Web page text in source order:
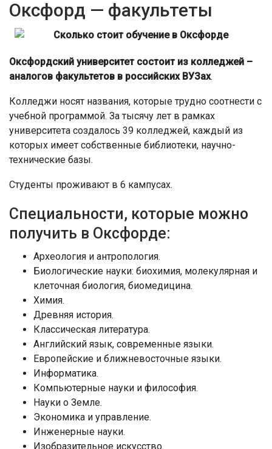
Оксфорд — факультеты
Оксфордский университет состоит из колледжей –
аналогов факультетов в российских ВУЗах.
Колледжи носят названия, которые трудно соотнести с
учебной программой. За тысячу лет в рамках
университета создалось 39 колледжей, каждый из
которых имеет собственные библиотеки, научно-
технические базы.
Студенты проживают в 6 кампусах.
Специальности, которые можно
получить в Оксфорде:
Археология и антропология.
Биологические науки: биохимия, молекулярная и
клеточная биология, биомедицина.
Химия.
Древняя история.
Классическая литература.
Английский язык, современные языки.
Европейские и ближневосточные языки.
Информатика.
Компьютерные науки и философия.
Науки о Земле.
Экономика и управление.
Инженерные науки.
Изобразительное искусство.